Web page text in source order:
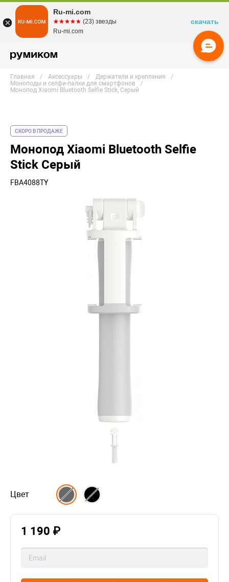
Главная Аксессуары
Держатели и крепления
Моноподы и селфи-палки для смартфонов
Монопод Xiaomi Bluetooth Selfie Stick, Серый
СКОРО В ПРОДАЖЕ
Монопод Xiaomi Bluetooth Selfie
Stick Серый
FBA4088TY
Цвет
1 190 ₽
Ru-mi.com
☆☆☆☆☆
★★★★★ (23) звезды
Ru-mi.com
скачать